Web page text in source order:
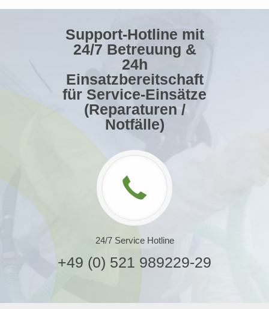
Support-Hotline mit
24/7 Betreuung &
24h
Einsatzbereitschaft
für Service-Einsätze
(Reparaturen /
Notfälle)
24/7 Service Hotline
+49 (0) 521 989229-29